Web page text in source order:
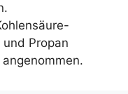
Propan